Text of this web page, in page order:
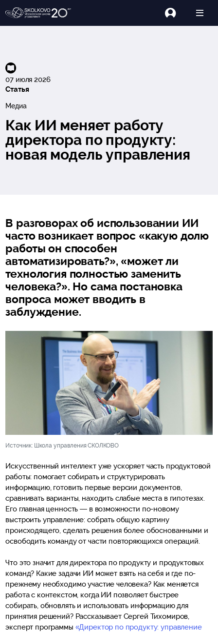
07 июля 2026
Статья
Медиа
Как ИИ меняет работу
директора по продукту:
новая модель управления
В разговорах об использовании ИИ
часто возникает вопрос «какую долю
работы он способен
автоматизировать?», «может ли
технология полностью заменить
человека?». Но сама постановка
вопроса может вводить в
заблуждение.
Источник: Школа управления СКОЛКОВО
Искусственный интеллект уже ускоряет часть продуктовой
работы: помогает собирать и структурировать
информацию, готовить первые версии документов,
сравнивать варианты, находить слабые места в гипотезах.
Его главная ценность — в возможности по-новому
выстроить управление: собрать общую картину
происходящего, сделать решения более обоснованными и
освободить команду от части повторяющихся операций.
Что это значит для директора по продукту и продуктовых
команд? Какие задачи ИИ может взять на себя и где по-
прежнему необходимо участие человека? Как меняется
работа с контекстом, когда ИИ позволяет быстрее
собирать, обновлять и использовать информацию для
принятия решений? Рассказывает Сергей Тихомиров,
эксперт программы «Директор по продукту: управление